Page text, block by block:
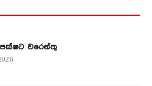
වරෙන්තු